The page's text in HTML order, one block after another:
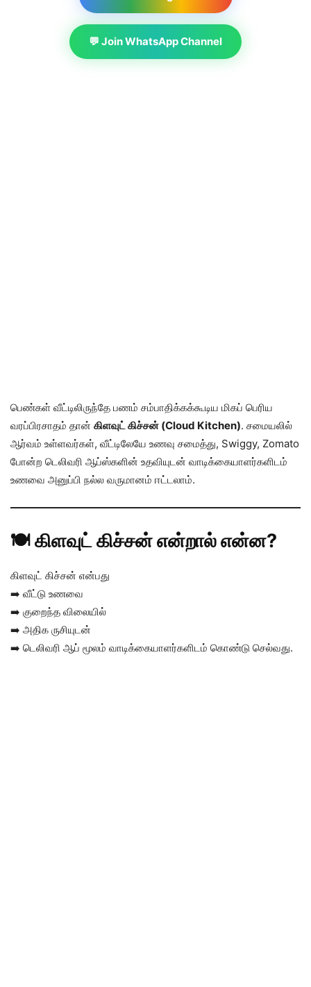
💬 Join WhatsApp Channel
பெண்கள் வீட்டிலிருந்தே பணம் சம்பாதிக்கக்கூடிய மிகப் பெரிய
வரப்பிரசாதம் தான் கிளவுட் கிச்சன் (Cloud Kitchen). சமையலில்
ஆர்வம் உள்ளவர்கள், வீட்டிலேயே உணவு சமைத்து, Swiggy, Zomato
போன்ற டெலிவரி ஆப்ஸ்களின் உதவியுடன் வாடிக்கையாளர்களிடம்
உணவை அனுப்பி நல்ல வருமானம் ஈட்டலாம்.
🍽️ கிளவுட் கிச்சன் என்றால் என்ன?
கிளவுட் கிச்சன் என்பது
➡️ வீட்டு உணவை
➡️ குறைந்த விலையில்
➡️ அதிக ருசியுடன்
➡️ டெலிவரி ஆப் மூலம் வாடிக்கையாளர்களிடம் கொண்டு செல்வது.